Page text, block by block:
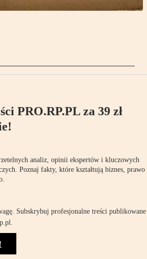
PRO.RP.PL za 39 zł
analiz, opinii ekspertów i kluczowych
Poznaj fakty, które kształtują biznes, prawo
Subskrybuj profesjonalne treści publikowane